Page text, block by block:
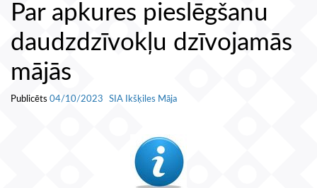
Par apkures pieslēgšanu
daudzdzīvokļu dzīvojamās
mājās
Publicēts 04/10/2023 SIA Ikšķiles Māja